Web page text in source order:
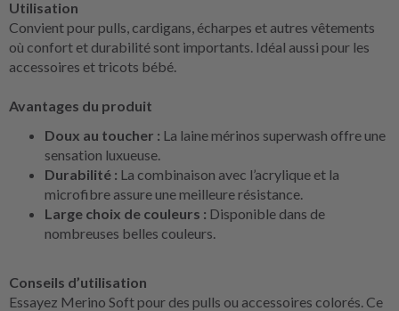
Utilisation
Convient pour pulls, cardigans, écharpes et autres vêtements
où confort et durabilité sont importants. Idéal aussi pour les
accessoires et tricots bébé.
Avantages du produit
Doux au toucher : La laine mérinos superwash offre une
sensation luxueuse.
Durabilité : La combinaison avec l’acrylique et la
microfibre assure une meilleure résistance.
Large choix de couleurs : Disponible dans de
nombreuses belles couleurs.
Conseils d’utilisation
Essayez Merino Soft pour des pulls ou accessoires colorés. Ce